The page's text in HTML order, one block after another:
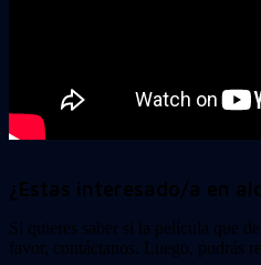
¿Estas interesado/a en
Si quieres saber si la película que
favor, contáctanos. Luego, podrás